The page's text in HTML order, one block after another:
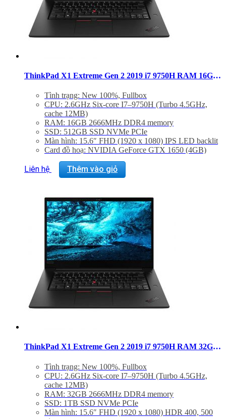
ThinkPad X1 Extreme Gen 2 2019 i7 9750H RAM 16GB SSD 512GB FHD GTX 1650Ti (MỚI)
Tình trạng: New 100%, Fullbox
CPU: 2.6GHz Six-core I7–9750H (Turbo 4.5GHz,
cache 12MB)
RAM: 16GB 2666MHz DDR4 memory
SSD: 512GB SSD NVMe PCIe
Màn hình: 15.6″ FHD (1920 x 1080) IPS LED backlit
Card đồ hoạ: NVIDIA GeForce GTX 1650 (4GB)
Trọng lượng: 1.70Kg
Liên hệ Thêm vào giỏ
ThinkPad X1 Extreme Gen 2 2019 i7 9750H RAM 32GB SSD 1TB FHD GTX 1650Ti (MỚI)
Tình trạng: New 100%, Fullbox
CPU: 2.6GHz Six-core I7–9750H (Turbo 4.5GHz,
cache 12MB)
RAM: 32GB 2666MHz DDR4 memory
SSD: 1TB SSD NVMe PCIe
Màn hình: 15.6″ FHD (1920 x 1080) HDR 400, 500